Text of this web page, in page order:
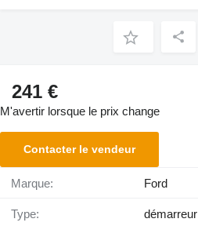
241 €
M'avertir lorsque le prix change
Contacter le vendeur
Marque: Ford
Type: démarreur